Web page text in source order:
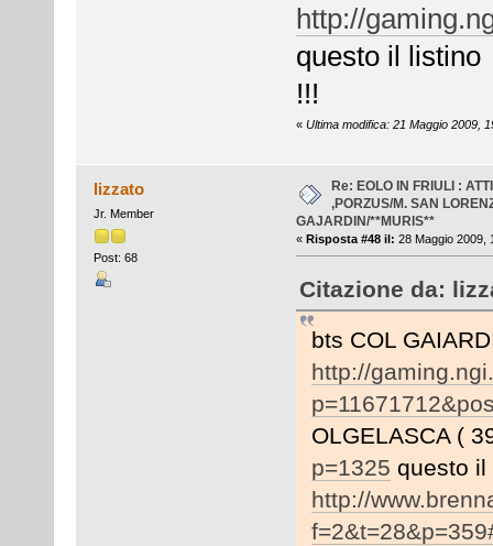
http://
questo il
!!!
« Ultima modifica: 21 Maggio 2009,
lizzato
Jr. Member
Post: 68
Re: EOLO IN FRIULI :
,PORZUS/M. SAN
GAJARDIN/**MURIS**
« Risposta #48 il: 28 Maggio 2009,
Citazione da:
bts COL
http://
OLGELASCA (
p=1325 questo il
http://